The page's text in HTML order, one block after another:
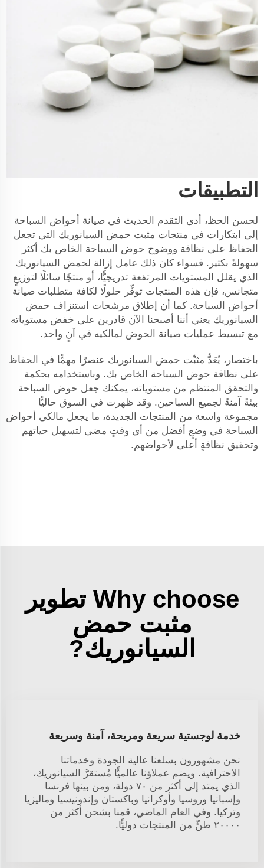
التطبيقات
لحسن الحظ، أدى التقدم الحديث في صيانة أحواض السباحة
إلى ابتكارات في منتجات مثبت حمض السيانوريك التي تجعل
الحفاظ على نظافة ووضوح حوض السباحة الخاص بك أكثر
سهولةً بكثير. فسواء كان ذلك عامل إزالة لحمض السيانوريك
الذي يقلل المستويات المرتفعة تدريجيًّا، أو منتجًا سائلًا لتوزيعٍ
متجانس، فإن هذه المنتجات توفِّر حلولًا لكافة متطلبات صيانة
أحواض السباحة. كما أن إطلاق مرشحات استنزاف حمض
السيانوريك يعني أننا أصبحنا الآن قادرين على خفض مستوياته
مع تبسيط عمليات صيانة الحوض لمالكيه في آنٍ واحد.
باختصار، يُعَدُّ مثبِّت حمض السيانوريك عنصرًا مهمًّا في الحفاظ
على نظافة حوض السباحة الخاص بك. وباستخدامه بحكمة
والتحقق المنتظم من مستوياته، يمكنك جعل حوض السباحة
بيئةً آمنةً لجميع السباحين. وقد ظهرت في السوق حاليًّا
مجموعة واسعة من المنتجات الجديدة، ما يجعل مالكي أحواض
السباحة في وضعٍ أفضل من أي وقتٍ مضى لتسهيل حياتهم
وتحقيق نظافةٍ أعلى لأحواضهم.
Why choose تطوير
مثبت حمض
السيانوريك?
خدمة لوجستية سريعة ومريحة، آمنة وسريعة
نحن مشهورون بسلعنا عالية الجودة وخدماتنا
الاحترافية. ويضم عملاؤنا عالميًّا مُستقرَّ السيانوريك،
الذي يمتد إلى أكثر من ٧٠ دولة، ومن بينها فرنسا
وإسبانيا وروسيا وأوكرانيا وباكستان وإندونيسيا وماليزيا
وتركيا. وفي العام الماضي، قمنا بشحن أكثر من
٢٠٠٠٠ طنٍّ من المنتجات دوليًّا.